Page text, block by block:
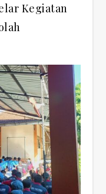
Kegiatan